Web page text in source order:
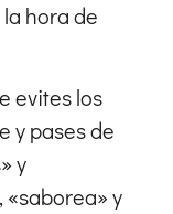
hora de
evites los
y pases de
y
«saborea» y